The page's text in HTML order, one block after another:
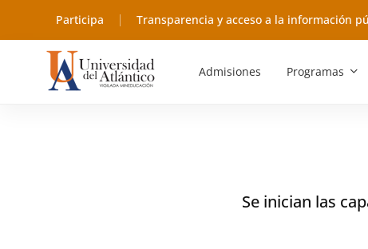
Participa Transparencia y acceso a la información
Admisiones Programas
Se inician las